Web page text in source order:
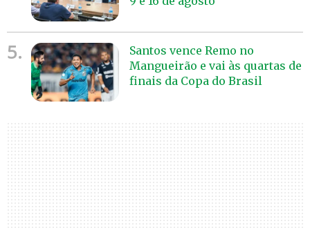
5.
Santos vence Remo no
Mangueirão e vai às quartas de
finais da Copa do Brasil